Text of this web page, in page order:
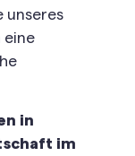
unseres
eine
in
im